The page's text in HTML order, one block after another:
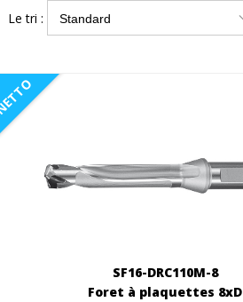
Le tri :
SF16-DRC110M-8
Foret à plaquettes 8xD